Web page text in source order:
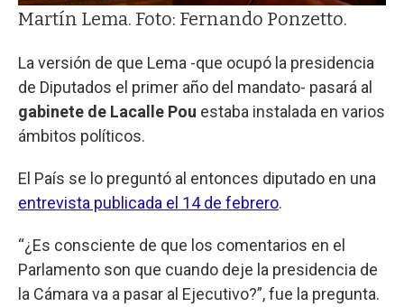
Martín Lema. Foto: Fernando Ponzetto.
La versión de que Lema -que ocupó la presidencia
de Diputados el primer año del mandato- pasará al
gabinete de Lacalle Pou estaba instalada en varios
ámbitos políticos.
El País se lo preguntó al entonces diputado en una
entrevista publicada el 14 de febrero.
“¿Es consciente de que los comentarios en el
Parlamento son que cuando deje la presidencia de
la Cámara va a pasar al Ejecutivo?”, fue la pregunta.